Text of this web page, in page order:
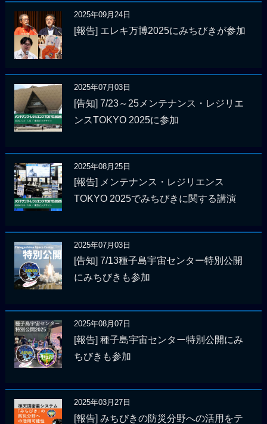
2025年09月24日
[報告] エレキ万博2025にみちびきが参加
2025年07月03日
[告知] 7/23～25メンテナンス・レジリエ
ンスTOKYO 2025に参加
2025年08月25日
[報告] メンテナンス・レジリエンス
TOKYO 2025でみちびきに関する講演
2025年07月03日
[告知] 7/13種子島宇宙センター特別公開
にみちびきも参加
2025年08月07日
[報告] 種子島宇宙センター特別公開にみ
ちびきも参加
2025年03月27日
[報告] みちびきの防災分野への活用をテ